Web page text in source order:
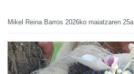
Mikel Reina Barros 2026ko maiatzaren 25a